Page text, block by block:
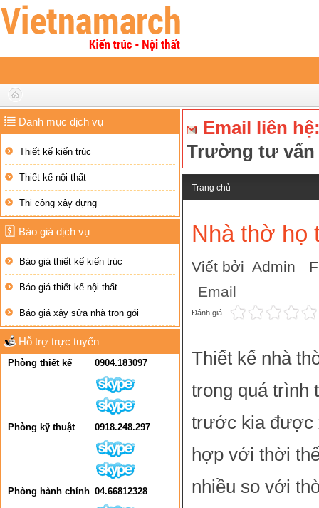
Danh mục dịch vụ
Thiết kế kiến trúc
Thiết kế nội thất
Thi công xây dựng
Báo giá dịch vụ
Báo giá thiết kế kiến trúc
Báo giá thiết kế nội thất
Báo giá xây sửa nhà trọn gói
Hỗ trợ trực tuyến
Phòng thiết kế 0904.183097
Phòng kỹ thuật 0918.248.297
Phòng hành chính 04.66812328
Email liên
Trường tư vấn
Trang chủ
Nhà thờ họ
Viết bởi Admin
Email
Đánh giá
Thiết kế nhà
trong quá trình
trước kia được
hợp với thời
nhiều so với